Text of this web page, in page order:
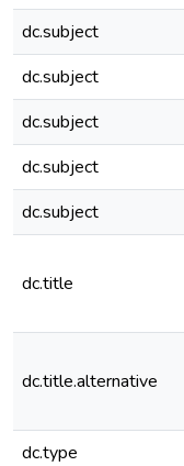
dc.subject
dc.subject
dc.subject
dc.subject
dc.subject
dc.title
dc.title.alternative
dc.type